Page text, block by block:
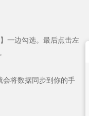
一边勾选。最后点击左
将数据同步到你的手